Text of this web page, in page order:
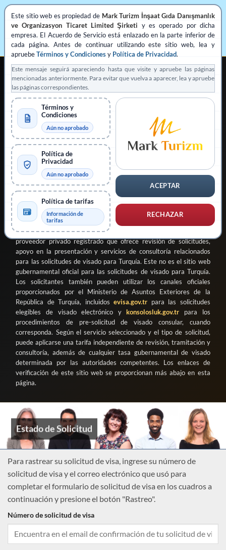
Este sitio web es propiedad de Mark Turizm İnşaat Gıda Danışmanlık
ve Organizasyon Ticaret Limited Şirketi y es operado por dicha
empresa. El Acuerdo de Servicio está enlazado en la parte inferior de
cada página. Antes de continuar utilizando este sitio web, lea y
apruebe Términos y Condiciones y Política de Privacidad.
Este mensaje seguirá apareciendo hasta que visite y apruebe las páginas
mencionadas anteriormente. Para evitar que vuelva a aparecer, lea y apruebe
las páginas correspondientes.
ACEPTAR
RECHAZAR
Términos y
Condiciones
Aún no aprobado
Política de
Privacidad
Aún no aprobado
Política de tarifas
Información de
tarifas
ASISTENCIA PRIVADA REGISTRADA PARA SOLICITUDES DE VISADO
Operado por Mark Turizm
Proveedor de servicios registrado
Plataforma oficial: konsolosluk.gov.tr
Contraer aviso
Este sitio web es operado por
Danışmanlık ve Organizasyon Ticaret Limited Şirketi
proveedor privado registrado que ofrece revisión de solicitudes,
apoyo en la presentación y servicios de consultoría relacionados
para las solicitudes de visado para Turquía. Este no es el sitio web
gubernamental oficial para las solicitudes de visado para Turquía.
Los solicitantes también pueden utilizar los canales oficiales
proporcionados por el Ministerio de Asuntos Exteriores de la
República de Turquía, incluidosevisa.gov.tr para las solicitudes
elegibles de visado electrónico ykonsolosluk.gov.tr para los
procedimientos de pre-solicitud de visado consular, cuando
corresponda. Según el servicio seleccionado y el tipo de solicitud,
puede aplicarse una tarifa independiente de revisión, tramitación y
consultoría, además de cualquier tasa gubernamental de visado
determinada por las autoridades competentes. Los enlaces de
verificación de este sitio web se proporcionan más abajo en esta
página.
Estado de Solicitud
Para rastrear su solicitud de visa, ingrese su número de
solicitud de visa y el correo electrónico que usó para
completar el formulario de solicitud de visa en los cuadros a
continuación y presione el botón "Rastreo".
Número de solicitud de visa